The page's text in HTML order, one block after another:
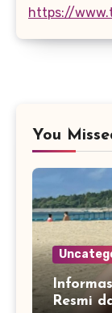
https://
You
Resmi